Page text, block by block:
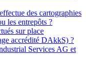
des cartographies
les entrepôts ?
sur place
accrédité DAkkS) ?
Services AG et